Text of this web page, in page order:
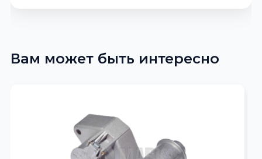
Вам может быть интересно